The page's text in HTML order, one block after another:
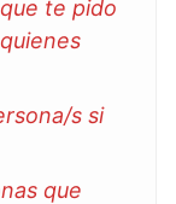
te pido
s si
que